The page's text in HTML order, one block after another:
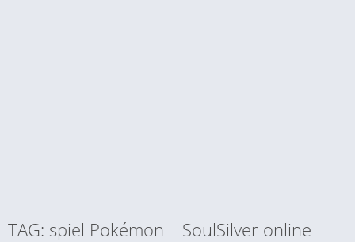
TAG: spiel Pokémon – SoulSilver online